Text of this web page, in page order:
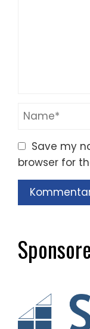
Save my
browser for